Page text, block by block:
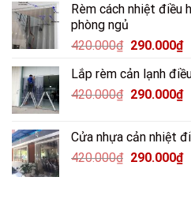
Rèm cách nhiệt điều
phòng ngủ
420.000₫ 290.000₫
Lắp rèm cản lạnh
420.000₫ 290.000₫
Cửa nhựa cản nhiệt
420.000₫ 290.000₫